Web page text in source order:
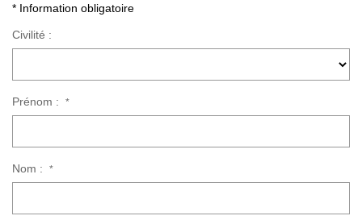
* Information obligatoire
Civilité :
Prénom : *
Nom : *